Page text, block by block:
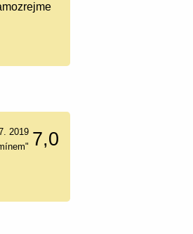
7,0
2019